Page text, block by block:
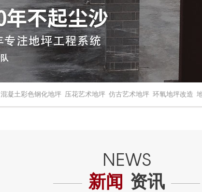
混凝土彩色钢化地坪 压花艺术地坪 仿古艺术地坪 环氧地坪改造
新闻 资讯